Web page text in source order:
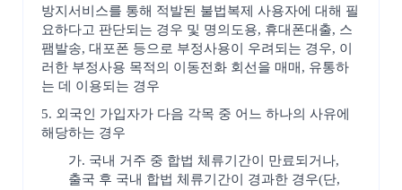
방지서비스를 통해 적발된 불법복제 사용자에 대해 필
요하다고 판단되는 경우 및 명의도용, 휴대폰대출, 스
팸발송, 대포폰 등으로 부정사용이 우려되는 경우, 이
러한 부정사용 목적의 이동전화 회선을 매매, 유통하
는 데 이용되는 경우
5. 외국인 가입자가 다음 각목 중 어느 하나의 사유에
해당하는 경우
가. 국내 거주 중 합법 체류기간이 만료되거나,
출국 후 국내 합법 체류기간이 경과한 경우(단,